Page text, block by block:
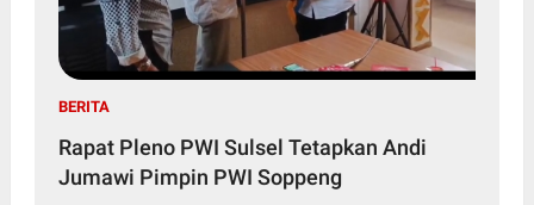
BERITA
Rapat Pleno PWI Sulsel Tetapkan Andi
Jumawi Pimpin PWI Soppeng